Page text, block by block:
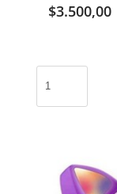
$3.500,00
bluetooth